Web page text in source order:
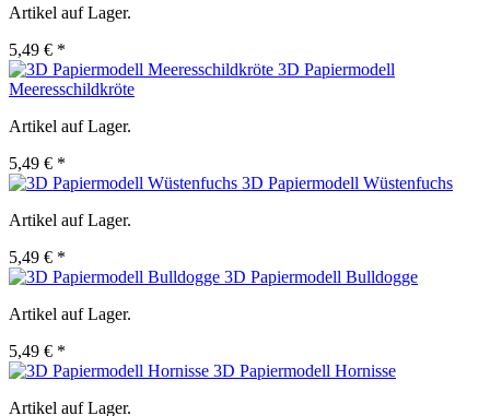
Artikel auf Lager.
5,49 € *
3D Papiermodell
Meeresschildkröte
Artikel auf Lager.
5,49 € *
3D Papiermodell Wüstenfuchs
Artikel auf Lager.
5,49 € *
3D Papiermodell Bulldogge
Artikel auf Lager.
5,49 € *
3D Papiermodell Hornisse
Artikel auf Lager.